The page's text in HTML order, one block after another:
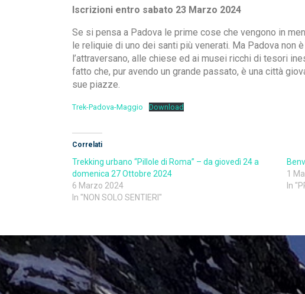
Iscrizioni entro sabato 23 Marzo 2024
Se si pensa a Padova le prime cose che vengono in
le reliquie di uno dei santi più venerati. Ma Padova
l’attraversano, alle chiese ed ai musei ricchi di tesori
fatto che, pur avendo un grande passato, è una città
sue piazze.
Trek-Padova-Maggio Download
Correlati
Trekking urbano “Pillole di Roma” – da giovedì 24 a
domenica 27 Ottobre 2024
6 Marzo 2024
In "NON SOLO SENTIERI"
1
In